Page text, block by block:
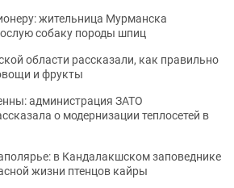
жительница Мурманска
собаку породы шпиц
области рассказали, как правильно
и фрукты
администрация ЗАТО
о модернизации теплосетей в
в Кандалакшском заповеднике
жизни птенцов кайры